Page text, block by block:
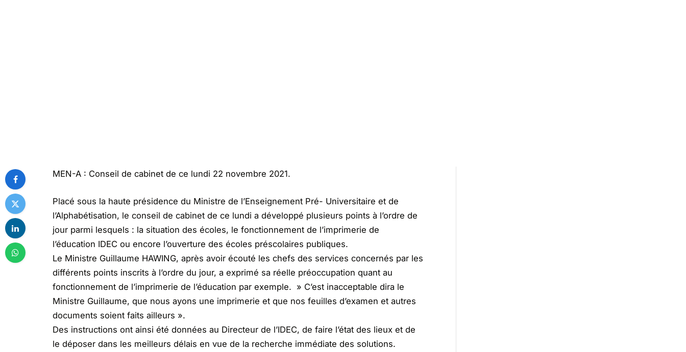
MEN-A : Conseil de cabinet de ce lundi 22 novembre 2021.
Placé sous la haute présidence du Ministre de l’Enseignement Pré- Universitaire et de
l’Alphabétisation, le conseil de cabinet de ce lundi a développé plusieurs points à l’ordre de
jour parmi lesquels : la situation des écoles, le fonctionnement de l’imprimerie de
l’éducation IDEC ou encore l’ouverture des écoles préscolaires publiques.
Le Ministre Guillaume HAWING, après avoir écouté les chefs des services concernés par les
différents points inscrits à l’ordre du jour, a exprimé sa réelle préoccupation quant au
fonctionnement de l’imprimerie de l’éducation par exemple. » C’est inacceptable dira le
Ministre Guillaume, que nous ayons une imprimerie et que nos feuilles d’examen et autres
documents soient faits ailleurs ».
Des instructions ont ainsi été données au Directeur de l’IDEC, de faire l’état des lieux et de
le déposer dans les meilleurs délais en vue de la recherche immédiate des solutions.